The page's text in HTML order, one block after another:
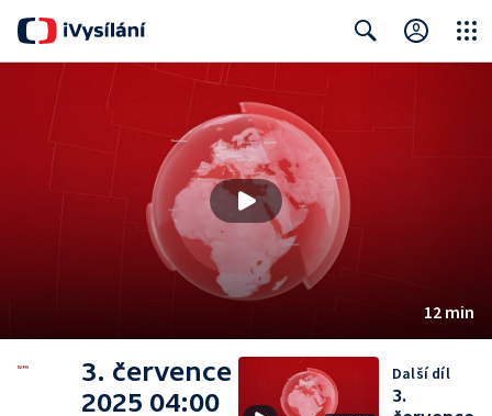
12 min
3. července
2025 04:00
Další díl
3.